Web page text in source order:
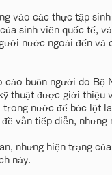
vào các thực tập
sinh viên quốc tế,
nước ngoài đến và
buôn người do Bộ
thuật được giới thiệu
nước để bóc lột
vẫn tiếp diễn,
nhưng hiện trạng
này.